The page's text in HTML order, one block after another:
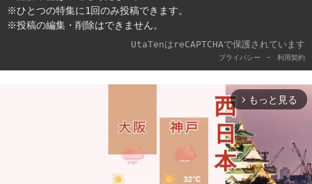
※ひとつの特集に1回のみ投稿できます。
※投稿の編集・削除はできません。
UtaTenはreCAPTCHAで保護されています
プライバシー - 利用契約
arrow_forward_ios もっと見る